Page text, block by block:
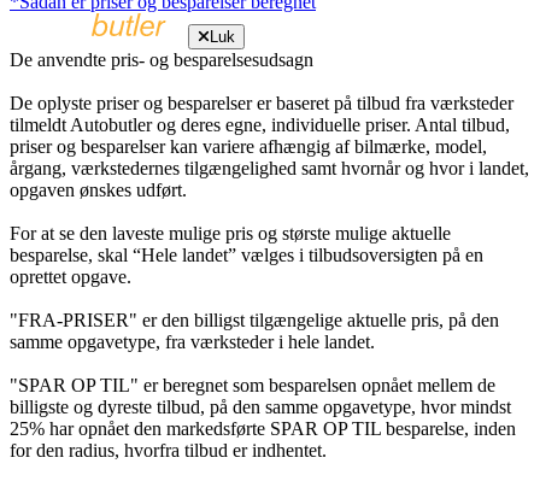
Luk
De anvendte pris- og besparelsesudsagn
De oplyste priser og besparelser er baseret på tilbud fra værksteder
tilmeldt Autobutler og deres egne, individuelle priser. Antal tilbud,
priser og besparelser kan variere afhængig af bilmærke, model,
årgang, værkstedernes tilgængelighed samt hvornår og hvor i landet,
opgaven ønskes udført.
For at se den laveste mulige pris og største mulige aktuelle
besparelse, skal “Hele landet” vælges i tilbudsoversigten på en
oprettet opgave.
"FRA-PRISER" er den billigst tilgængelige aktuelle pris, på den
samme opgavetype, fra værksteder i hele landet.
"SPAR OP TIL" er beregnet som besparelsen opnået mellem de
billigste og dyreste tilbud, på den samme opgavetype, hvor mindst
25% har opnået den markedsførte SPAR OP TIL besparelse, inden
for den radius, hvorfra tilbud er indhentet.